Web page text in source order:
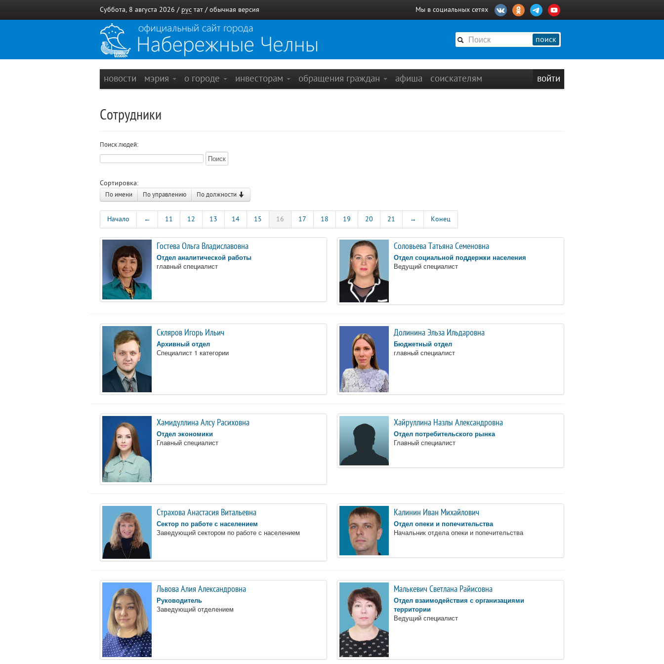
Суббота, 8 августа 2026 / рус тат / обычная версия Мы в социальных сетях
поиск
новости мэрия о городе инвесторам обращения граждан афиша соискателям войти
Сотрудники
Поиск людей:
Сортировка:
По имени По управлению По должности
Начало ← 11 12 13 14 15 16 17 18 19 20 21 → Конец
Гостева Ольга Владиславовна
Отдел аналитической работы
главный специалист
Соловьева Татьяна Семеновна
Отдел социальной поддержки населения
Ведущий специалист
Скляров Игорь Ильич
Архивный отдел
Специалист 1 категории
Долинина Эльза Ильдаровна
Бюджетный отдел
главный специалист
Хамидуллина Алсу Расиховна
Отдел экономики
Главный специалист
Хайруллина Назлы Александровна
Отдел потребительского рынка
Главный специалист
Страхова Анастасия Витальевна
Сектор по работе с населением
Заведующий сектором по работе с населением
Калинин Иван Михайлович
Отдел опеки и попечительства
Начальник отдела опеки и попечительства
Львова Алия Александровна
Руководитель
Заведующий отделением
Малькевич Светлана Райисовна
Отдел взаимодействия с организациями
территории
Ведущий специалист